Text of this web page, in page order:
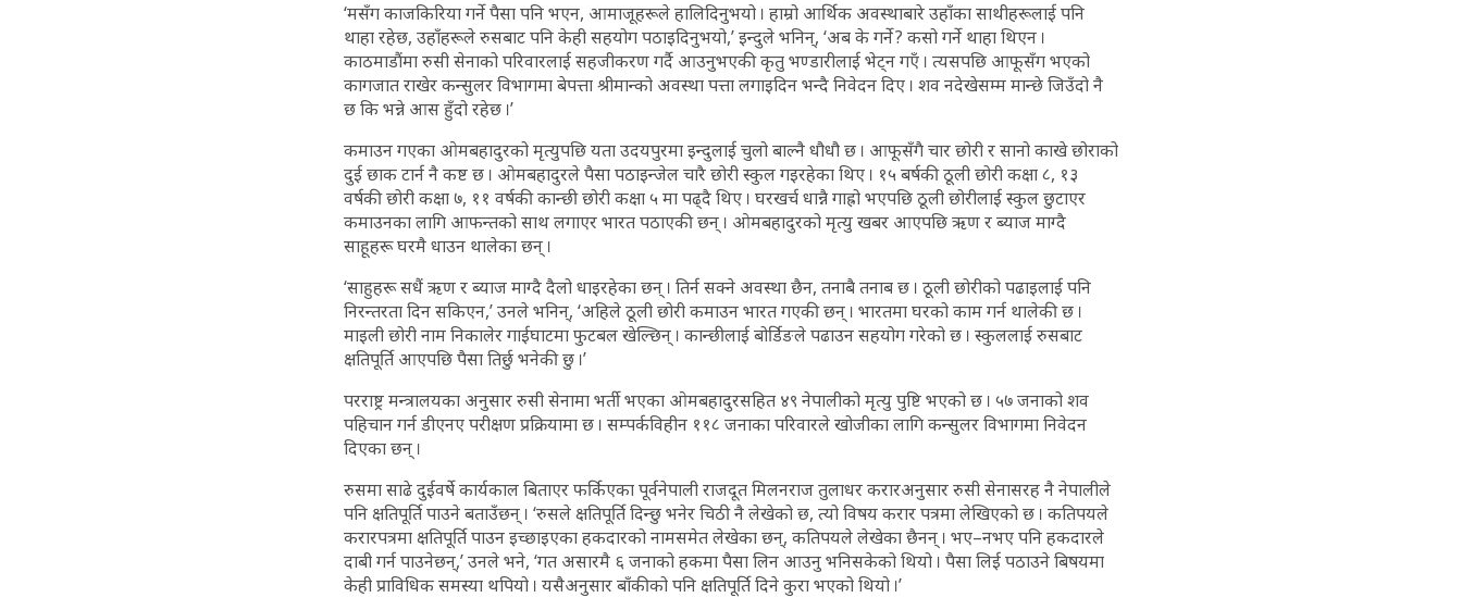
‘मसँग काजकिरिया गर्ने पैसा पनि भएन, आमाजूहरूले हालिदिनुभयो । हाम्रो आर्थिक अवस्थाबारे उहाँका साथीहरूलाई पनि
थाहा रहेछ, उहाँहरूले रुसबाट पनि केही सहयोग पठाइदिनुभयो,’ इन्दुले भनिन्, ‘अब के गर्ने ? कसो गर्ने थाहा थिएन ।
काठमाडौंमा रुसी सेनाको परिवारलाई सहजीकरण गर्दै आउनुभएकी कृतु भण्डारीलाई भेट्न गएँ । त्यसपछि आफूसँग भएको
कागजात राखेर कन्सुलर विभागमा बेपत्ता श्रीमान्को अवस्था पत्ता लगाइदिन भन्दै निवेदन दिए । शव नदेखेसम्म मान्छे जिउँदो नै
छ कि भन्ने आस हुँदो रहेछ ।’
कमाउन गएका ओमबहादुरको मृत्युपछि यता उदयपुरमा इन्दुलाई चुलो बाल्नै धौधौ छ । आफूसँगै चार छोरी र सानो काखे छोराको
दुई छाक टार्न नै कष्ट छ । ओमबहादुरले पैसा पठाइन्जेल चारै छोरी स्कुल गइरहेका थिए । १५ बर्षकी ठूली छोरी कक्षा ८, १३
वर्षकी छोरी कक्षा ७, ११ वर्षकी कान्छी छोरी कक्षा ५ मा पढ्दै थिए । घरखर्च धान्नै गाह्रो भएपछि ठूली छोरीलाई स्कुल छुटाएर
कमाउनका लागि आफन्तको साथ लगाएर भारत पठाएकी छन् । ओमबहादुरको मृत्यु खबर आएपछि ऋण र ब्याज माग्दै
साहूहरू घरमै धाउन थालेका छन् ।
‘साहुहरू सधैं ऋण र ब्याज माग्दै दैलो धाइरहेका छन् । तिर्न सक्ने अवस्था छैन, तनाबै तनाब छ । ठूली छोरीको पढाइलाई पनि
निरन्तरता दिन सकिएन,’ उनले भनिन्, ‘अहिले ठूली छोरी कमाउन भारत गएकी छन् । भारतमा घरको काम गर्न थालेकी छ ।
माइली छोरी नाम निकालेर गाईघाटमा फुटबल खेल्छिन् । कान्छीलाई बोर्डिङले पढाउन सहयोग गरेको छ । स्कुललाई रुसबाट
क्षतिपूर्ति आएपछि पैसा तिर्छु भनेकी छु ।’
परराष्ट्र मन्त्रालयका अनुसार रुसी सेनामा भर्ती भएका ओमबहादुरसहित ४९ नेपालीको मृत्यु पुष्टि भएको छ । ५७ जनाको शव
पहिचान गर्न डीएनए परीक्षण प्रक्रियामा छ । सम्पर्कविहीन ११८ जनाका परिवारले खोजीका लागि कन्सुलर विभागमा निवेदन
दिएका छन् ।
रुसमा साढे दुईवर्षे कार्यकाल बिताएर फर्किएका पूर्वनेपाली राजदूत मिलनराज तुलाधर करारअनुसार रुसी सेनासरह नै नेपालीले
पनि क्षतिपूर्ति पाउने बताउँछन् । ‘रुसले क्षतिपूर्ति दिन्छु भनेर चिठी नै लेखेको छ, त्यो विषय करार पत्रमा लेखिएको छ । कतिपयले
करारपत्रमा क्षतिपूर्ति पाउन इच्छाइएका हकदारको नामसमेत लेखेका छन्, कतिपयले लेखेका छैनन् । भए–नभए पनि हकदारले
दाबी गर्न पाउनेछन्,’ उनले भने, ‘गत असारमै ६ जनाको हकमा पैसा लिन आउनु भनिसकेको थियो । पैसा लिई पठाउने बिषयमा
केही प्राविधिक समस्या थपियो । यसैअनुसार बाँकीको पनि क्षतिपूर्ति दिने कुरा भएको थियो ।’